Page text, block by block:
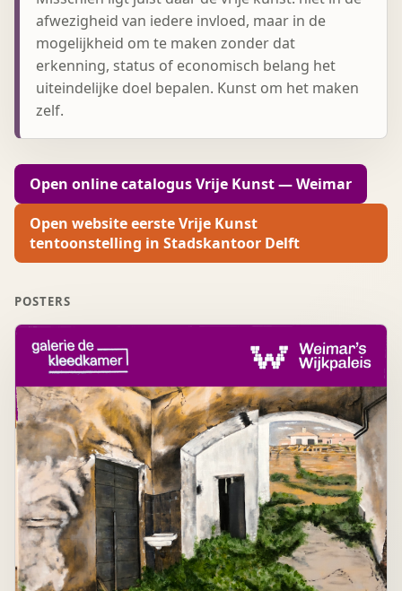
afwezigheid van iedere invloed, maar in de
mogelijkheid om te maken zonder dat
erkenning, status of economisch belang het
uiteindelijke doel bepalen. Kunst om het maken
zelf.
Open online catalogus Vrije Kunst — Weimar
Open website eerste Vrije Kunst
tentoonstelling in Stadskantoor Delft
POSTERS